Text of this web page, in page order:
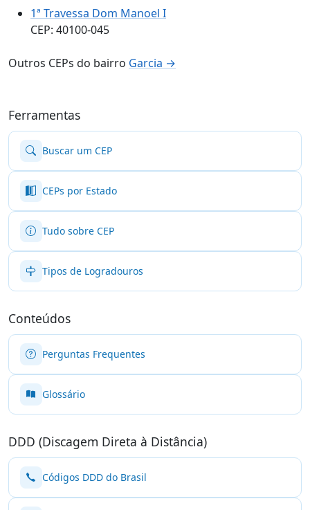
1ª Travessa Dom Manoel I
CEP: 40100-045
Outros CEPs do bairro Garcia →
Ferramentas
Buscar um CEP
CEPs por Estado
Tudo sobre CEP
Tipos de Logradouros
Conteúdos
Perguntas Frequentes
Glossário
DDD (Discagem Direta à Distância)
Códigos DDD do Brasil